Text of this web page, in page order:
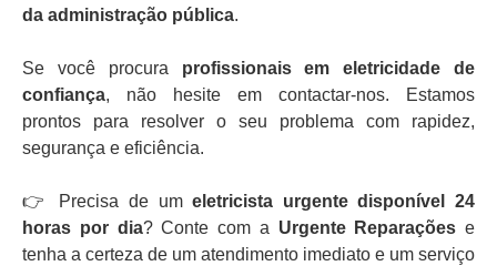
da administração pública.
Se você procura profissionais em eletricidade de
confiança, não hesite em contactar-nos. Estamos
prontos para resolver o seu problema com rapidez,
segurança e eficiência.
👉 Precisa de umeletricista urgente disponível 24
horas por dia? Conte com a Urgente Reparações e
tenha a certeza de um atendimento imediato e um serviço